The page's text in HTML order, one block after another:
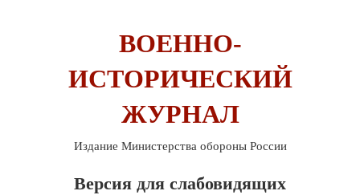
ВОЕННО-
ИСТОРИЧЕСКИЙ
ЖУРНАЛ
Издание Министерства обороны России
Версия для слабовидящих